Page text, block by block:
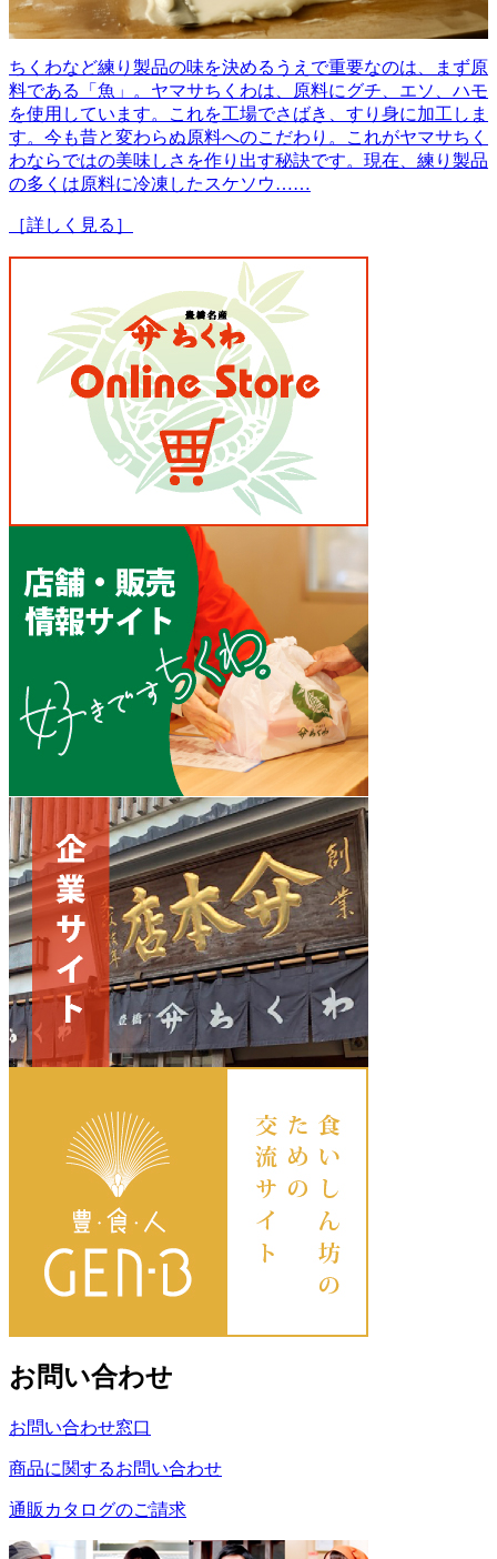
ちくわなど練り製品の味を決めるうえで重要なのは、まず原
料である「魚」。ヤマサちくわは、原料にグチ、エソ、ハモ
を使用しています。これを工場でさばき、すり身に加工しま
す。今も昔と変わらぬ原料へのこだわり。これがヤマサちく
わならではの美味しさを作り出す秘訣です。現在、練り製品
の多くは原料に冷凍したスケソウ……
［詳しく見る］
お問い合わせ
お問い合わせ窓口
商品に関するお問い合わせ
通販カタログのご請求